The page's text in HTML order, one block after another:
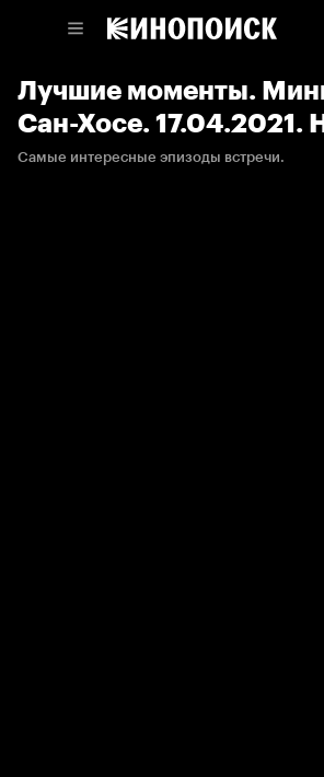
Лучшие моменты.
Сан-Хосе. 17.04.2021.
Самые интересные эпизоды встречи.